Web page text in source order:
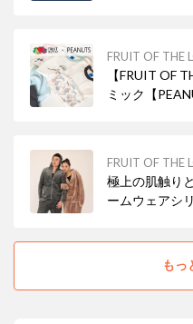
かけまで幅広
ムです。
FRUIT OF THE
【FRUIT OF
ミック【
アップしてく
FRUIT OF THE
極上の肌触り
ームウェアシリーズを
気定番商品と
ください。
もっ